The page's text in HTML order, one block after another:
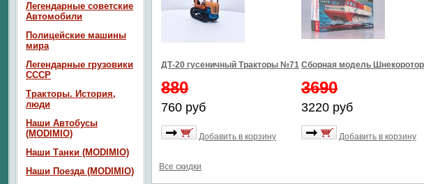
ДТ-20 гусеничный Тракторы №71
880
760 руб
Добавить в корзину
Сборная модель
3690
3220 руб
Добавить в корзину
Все скидки
Легендарные советские
Автомобили
Полицейские машины
мира
Легендарные грузовики
СССР
Тракторы. История,
люди
Наши Автобусы
(MODIMIO)
Наши Танки (MODIMIO)
Наши Поезда (MODIMIO)